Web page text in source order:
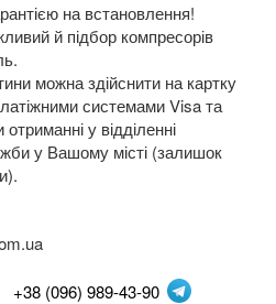
на встановлення!
й підбор компресорів
можна здійснити на картку
системами Visa та
у відділенні
у Вашому місті (залишок
+38 (096) 989-43-90